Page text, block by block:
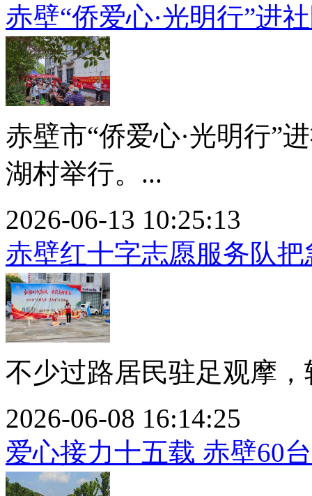
赤壁“侨爱心·光明行”进
赤壁市“侨爱心·光明行”
湖村举行。...
2026-06-13 10:25:13
赤壁红十字志愿服务队
不少过路居民驻足观摩
2026-06-08 16:14:25
爱心接力十五载 赤壁60